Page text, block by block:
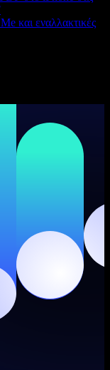
και εναλλακτικές